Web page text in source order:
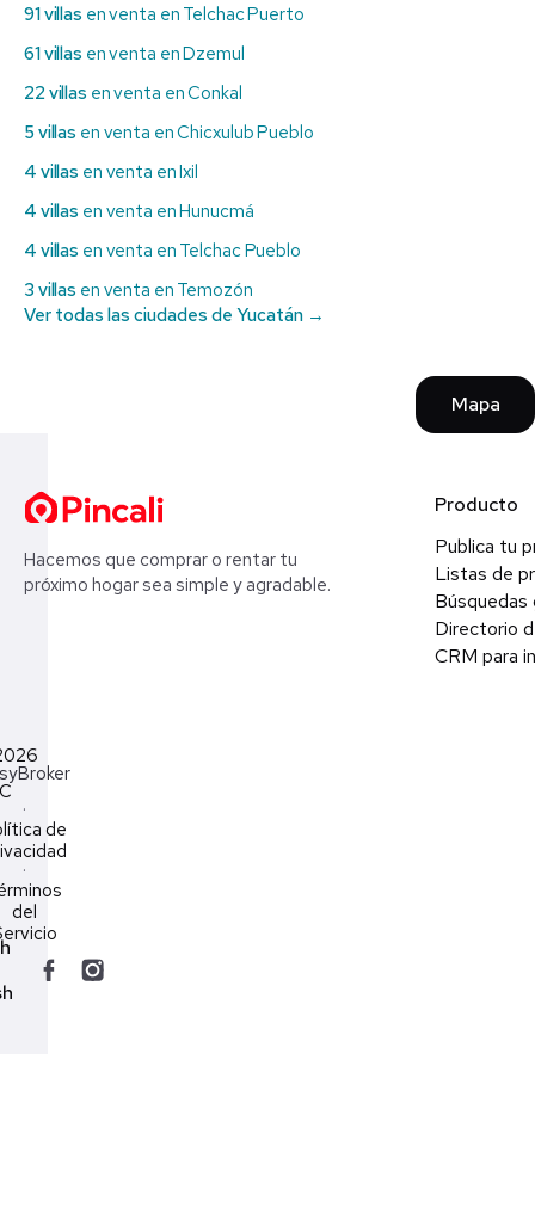
91 villas en venta en Telchac Puerto
61 villas en venta en Dzemul
22 villas en venta en Conkal
5 villas en venta en Chicxulub Pueblo
4 villas en venta en Ixil
4 villas en venta en Hunucmá
4 villas en venta en Telchac Pueblo
3 villas en venta en Temozón
Ver todas las ciudades de Yucatán →
Mapa
Hacemos que comprar o rentar tu
próximo hogar sea simple y agradable.
Producto
Publica tu
Listas de
Búsquedas
Directorio
CRM para
·
de
·
del